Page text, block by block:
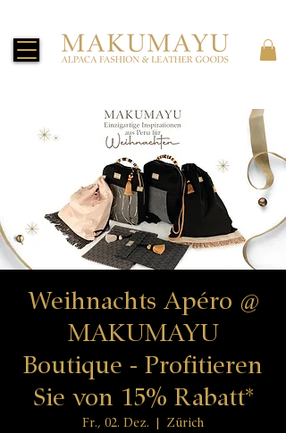
Weihnachts Apéro @
MAKUMAYU
Boutique - Profitieren
Sie von 15% Rabatt*
Fr., 02. Dez. Zürich